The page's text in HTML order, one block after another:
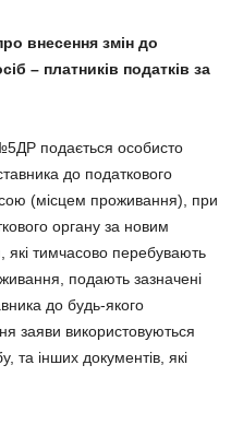
внесення змін до
– платників податків за
подається особисто
до податкового
(місцем проживання), при
органу за новим
які тимчасово перебувають
подають зазначені
до будь-якого
заяви використовуються
та інших документів, які